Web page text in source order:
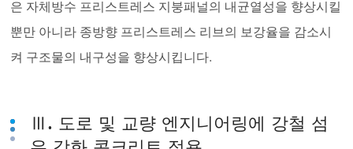
은 자체방수 프리스트레스 지붕패널의 내균열성을 향상시킬
뿐만 아니라 종방향 프리스트레스 리브의 보강율을 감소시
켜 구조물의 내구성을 향상시킵니다.
Ⅲ. 도로 및 교량 엔지니어링에 강철 섬